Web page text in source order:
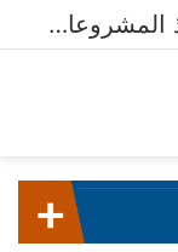
الإسكان تستعرض موقف تنفيذ المشروعات السكنية في 5 مدن جديدة